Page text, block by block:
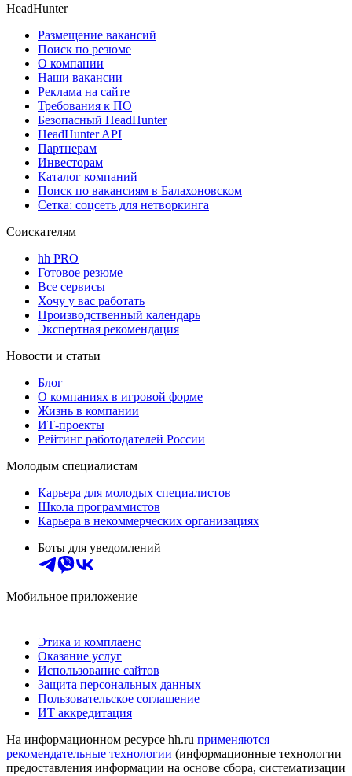
HeadHunter
Размещение вакансий
Поиск по резюме
О компании
Наши вакансии
Реклама на сайте
Требования к ПО
Безопасный HeadHunter
HeadHunter API
Партнерам
Инвесторам
Каталог компаний
Поиск по вакансиям в Балахоновском
Сетка: соцсеть для нетворкинга
Соискателям
hh PRO
Готовое резюме
Все сервисы
Хочу у вас работать
Производственный календарь
Экспертная рекомендация
Новости и статьи
Блог
О компаниях в игровой форме
Жизнь в компании
ИТ-проекты
Рейтинг работодателей России
Молодым специалистам
Карьера для молодых специалистов
Школа программистов
Карьера в некоммерческих организациях
Боты для уведомлений
Мобильное приложение
Этика и комплаенс
Оказание услуг
Использование сайтов
Защита персональных данных
Пользовательское соглашение
ИТ аккредитация
На информационном ресурсе hh.ru применяются
рекомендательные технологии (информационные технологии
предоставления информации на основе сбора, систематизации